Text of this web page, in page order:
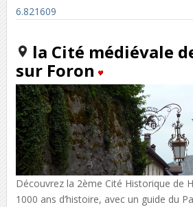
6.821609
la Cité médiévale
sur Foron
Découvrez la 2ème Cité Historique de
1000 ans d’histoire, avec un guide du